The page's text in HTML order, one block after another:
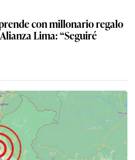
con millonario regalo
Lima: “Seguiré